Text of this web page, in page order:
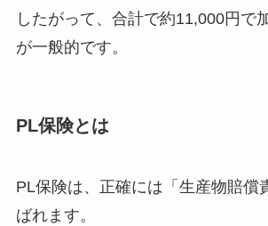
したがって、合計で約11,000円で
が一般的です。
PL保険とは
PL保険は、正確には「生産物賠償
ばれます。